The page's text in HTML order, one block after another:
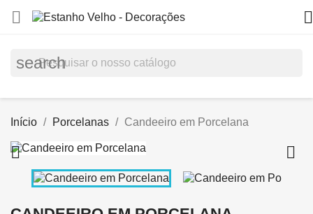
 
search
Início Porcelanas Candeeiro em Porcelana
 